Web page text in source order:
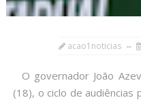
acao1noticias
O governador João
(18), o ciclo de audiências